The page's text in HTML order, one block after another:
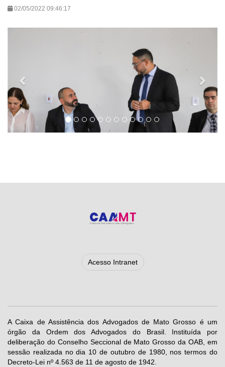
02/05/2022 09:46:17
Acesso Intranet
A Caixa de Assistência dos Advogados de Mato Grosso é um
órgão da Ordem dos Advogados do Brasil. Instituída por
deliberação do Conselho Seccional de Mato Grosso da OAB, em
sessão realizada no dia 10 de outubro de 1980, nos termos do
Decreto-Lei nº 4.563 de 11 de agosto de 1942.